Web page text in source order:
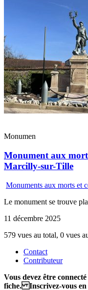
Monumen
Monument aux
Marcilly-sur-Tille
Monuments aux morts et
Le monument se trouve
11 décembre 2025
579 vues au total, 0 vues
Contact
Contributeur
Vous devez être
fiche. Inscrivez-vous